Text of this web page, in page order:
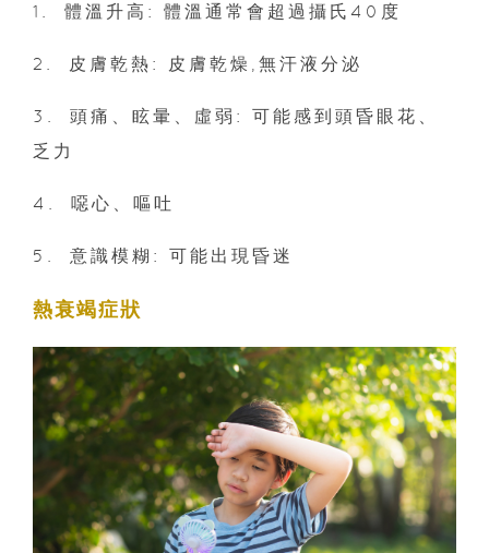
1.⁠ ⁠體溫升高: 體溫通常會超過攝氏40度
2.⁠ ⁠皮膚乾熱: 皮膚乾燥,無汗液分泌
3.⁠ ⁠頭痛、眩暈、虛弱: 可能感到頭昏眼花、
乏力
4.⁠ ⁠噁心、嘔吐
5.⁠ ⁠意識模糊: 可能出現昏迷
熱衰竭症狀